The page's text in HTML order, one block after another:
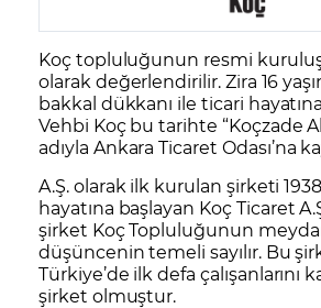
Koç topluluğunun resmi
olarak değerlendirilir. Zira 16
bakkal dükkanı ile ticari
Vehbi Koç bu tarihte “Koçzade
adıyla Ankara Ticaret Odası’na
A.Ş. olarak ilk kurulan şirketi
hayatına başlayan Koç Ticaret
şirket Koç Topluluğunun
düşüncenin temeli sayılır. Bu
Türkiye’de ilk defa çalışanlarını
şirket olmuştur.